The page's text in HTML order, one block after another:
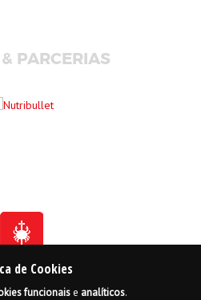
de Cookies
funcionaise analíticos.
PARCERIAS
em 1941